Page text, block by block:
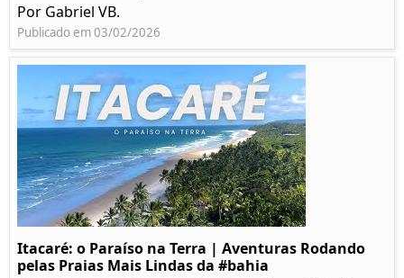
Por Gabriel VB.
Publicado em 03/02/2026
Itacaré: o Paraíso na Terra | Aventuras Rodando
pelas Praias Mais Lindas da #bahia